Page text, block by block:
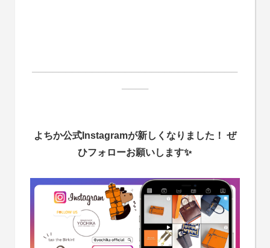
───────────────────────────────
────
よちか公式Instagramが新しくなりました！ ぜ
ひフォローお願いします✨